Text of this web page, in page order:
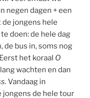
negen dagen + een
jongens hele
doen: de hele dag
de bus in, soms nog
het koraal O
wachten en dan
Vandaag in
jongens de hele tour